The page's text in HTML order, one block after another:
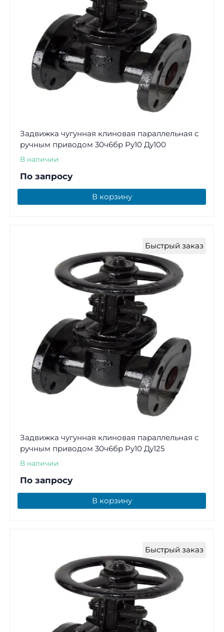
Задвижка чугунная клиновая параллельная с
ручным приводом 30ч6бр Ру10 Ду100
В наличии
По запросу
В корзину
Быстрый заказ
Задвижка чугунная клиновая параллельная с
ручным приводом 30ч6бр Ру10 Ду125
В наличии
По запросу
В корзину
Быстрый заказ